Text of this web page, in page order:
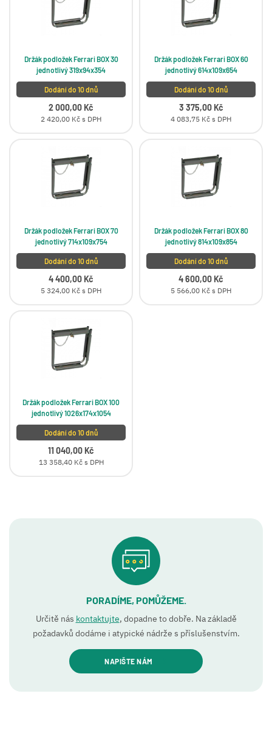
Držák podložek Ferrari BOX 30
jednotlivý 319x94x354
Dodání do 10 dnů
2 000,00 Kč
2 420,00 Kč s DPH
Držák podložek Ferrari BOX 60
jednotlivý 614x109x654
Dodání do 10 dnů
3 375,00 Kč
4 083,75 Kč s DPH
Držák podložek Ferrari BOX 70
jednotlivý 714x109x754
Dodání do 10 dnů
4 400,00 Kč
5 324,00 Kč s DPH
Držák podložek Ferrari BOX 80
jednotlivý 814x109x854
Dodání do 10 dnů
4 600,00 Kč
5 566,00 Kč s DPH
Držák podložek Ferrari BOX 100
jednotlivý 1026x174x1054
Dodání do 10 dnů
11 040,00 Kč
13 358,40 Kč s DPH
PORADÍME, POMŮŽEME.
Určitě nás kontaktujte, dopadne to dobře. Na základě
požadavků dodáme i atypické nádrže s příslušenstvím.
NAPIŠTE NÁM